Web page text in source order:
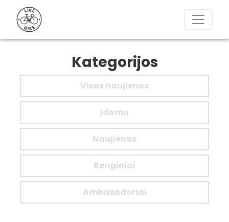
Kategorijos
Visos naujienos
Įdomu
Naujienos
Renginiai
Ambasadoriai